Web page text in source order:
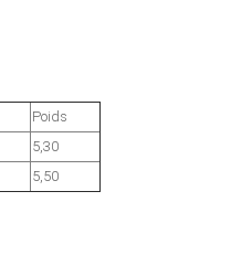
Poids
5,30
5,50